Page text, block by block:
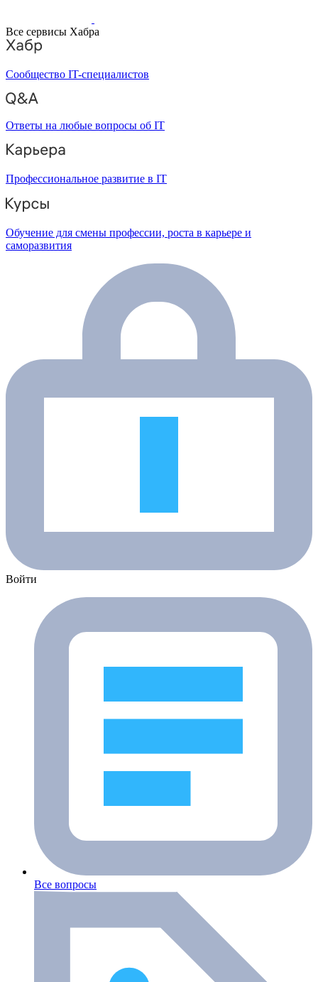
Все сервисы Хабра
Сообщество IT-специалистов
Ответы на любые вопросы об IT
Профессиональное развитие в IT
Обучение для смены профессии, роста в карьере и
саморазвития
Войти
Все вопросы